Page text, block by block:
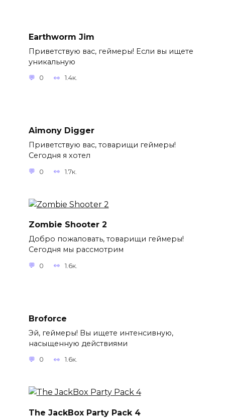
Earthworm Jim
Приветствую вас, геймеры! Если вы ищете
уникальную
0 1.4к.
Aimony Digger
Приветствую вас, товарищи геймеры!
Сегодня я хотел
0 1.7к.
Zombie Shooter 2
Добро пожаловать, товарищи геймеры!
Сегодня мы рассмотрим
0 1.6к.
Broforce
Эй, геймеры! Вы ищете интенсивную,
насыщенную действиями
0 1.6к.
The JackBox Party Pack 4